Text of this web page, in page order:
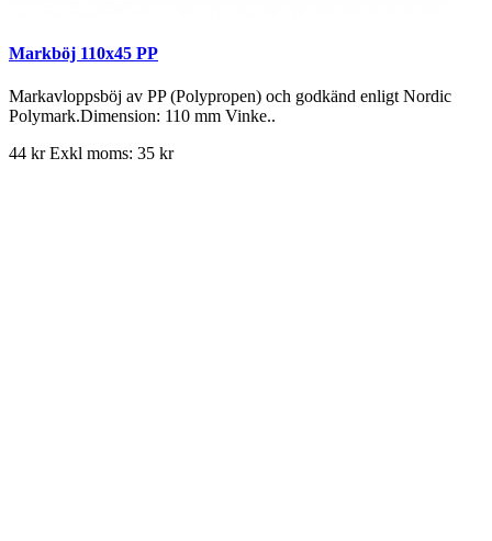
Markböj 110x45 PP
Markavloppsböj av PP (Polypropen) och godkänd enligt Nordic
Polymark.Dimension: 110 mm Vinke..
44 krExkl moms: 35 kr